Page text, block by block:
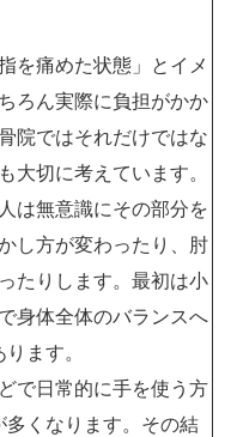
を痛めた状態」とイメ
ろん実際に負担がかか
院ではそれだけではな
大切に考えています。
は無意識にその部分を
し方が変わったり、肘
たりします。最初は小
身体全体のバランスへ
ます。
で日常的に手を使う方
くなります。その結